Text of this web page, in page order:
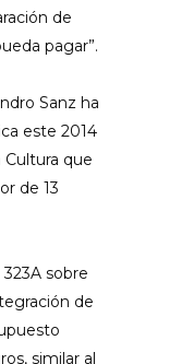
de
pagar”.
Sanz ha
este 2014
Cultura que
de 13
sobre
de
similar al